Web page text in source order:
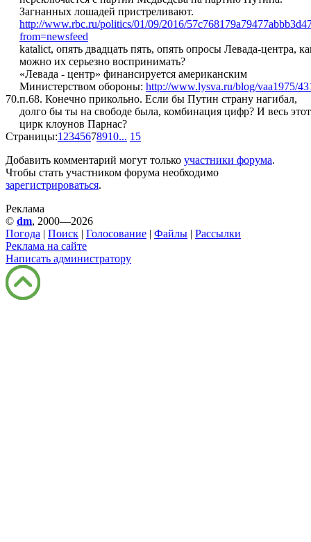
Загнанных лошадей пристреливают.
http://www.rbc.ru/politics/01/09/2016/
from=newsfeed
katalict, опять двадцать пять, опять опросы Левада-центра,
можно их серьезно воспринимать?
«Левада - центр» финансируется американским
Министерством обороны: http://www.lysva.ru/blog/vaa1975/
70.п.68. Конечно прикольно. Если бы Путин страну нагибал,
долго бы ты на свободе была, комбинация цифр? И весь этот
цирк клоунов Парнас?
Страницы:1 2345678910... 15
Добавить комментарий могут только участники форума.
Чтобы стать участником форума необходимо
зарегистрироваться.
Реклама
© dm, 2000—2026
Погода | Поиск | Голосование | Файлы | Рассылки
Реклама на сайте
Написать администратору